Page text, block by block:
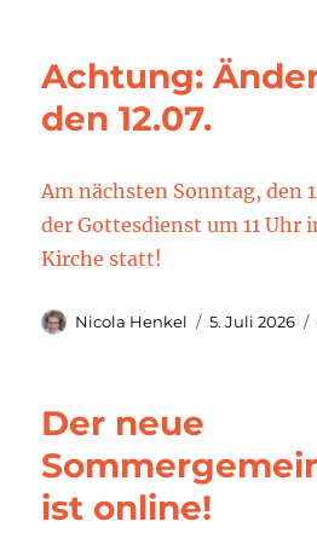
Achtung:
den 12.07.
Am nächsten Sonntag, den
der Gottesdienst um 11 Uhr
Kirche statt!
Autor
Nicola Henkel
Veröffentlicht
5. Juli 2026
Der neue
ist online!